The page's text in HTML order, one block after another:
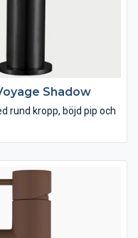
Shadow
rund kropp, böjd pip och